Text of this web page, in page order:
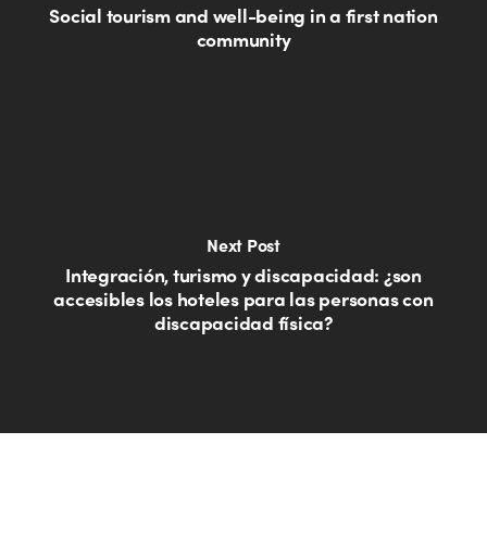
Social tourism and well-being in a first nation
community
Next Post
Integración, turismo y discapacidad: ¿son
accesibles los hoteles para las personas con
discapacidad física?